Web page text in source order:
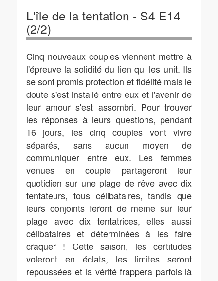
L'île de la tentation - S4 E14
(2/2)
Cinq nouveaux couples viennent mettre à
l'épreuve la solidité du lien qui les unit. Ils
se sont promis protection et fidélité mais le
doute s'est installé entre eux et l'avenir de
leur amour s'est assombri. Pour trouver
les réponses à leurs questions, pendant
16 jours, les cinq couples vont vivre
séparés, sans aucun moyen de
communiquer entre eux. Les femmes
venues en couple partageront leur
quotidien sur une plage de rêve avec dix
tentateurs, tous célibataires, tandis que
leurs conjoints feront de même sur leur
plage avec dix tentatrices, elles aussi
célibataires et déterminées à les faire
craquer ! Cette saison, les certitudes
voleront en éclats, les limites seront
repoussées et la vérité frappera parfois là